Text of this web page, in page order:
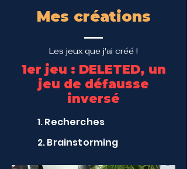
Mes créations
Les jeux que j'ai créé !
1er jeu : DELETED, un
jeu de défausse
inversé
1. Recherches
2. Brainstorming